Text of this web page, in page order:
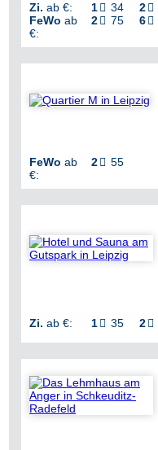
Zi. ab €: 1  34 2 
FeWo ab
€:
2  75 6 
FeWo ab
€:
2  55
Zi. ab €: 1  35 2 